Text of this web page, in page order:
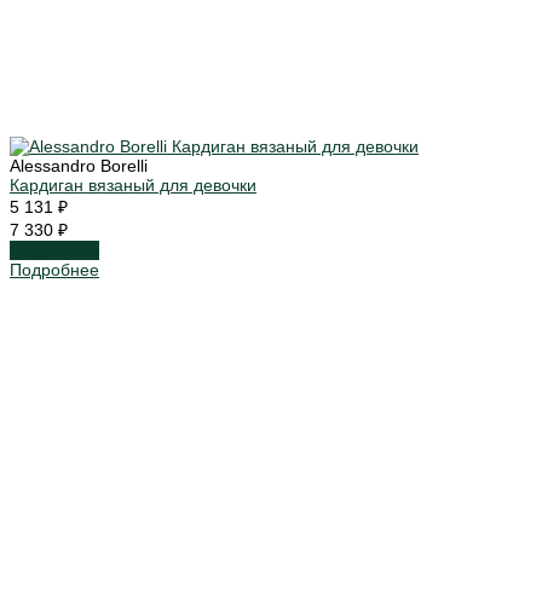
Alessandro Borelli
Кардиган вязаный для девочки
5 131 ₽
7 330 ₽
Подробнее